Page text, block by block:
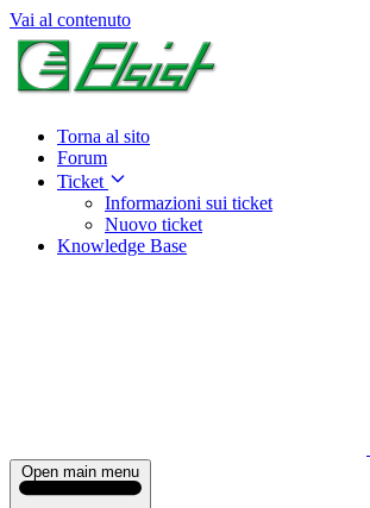
Vai al contenuto
Torna al sito
Forum
Ticket
Informazioni sui ticket
Nuovo ticket
Knowledge Base
Open main menu